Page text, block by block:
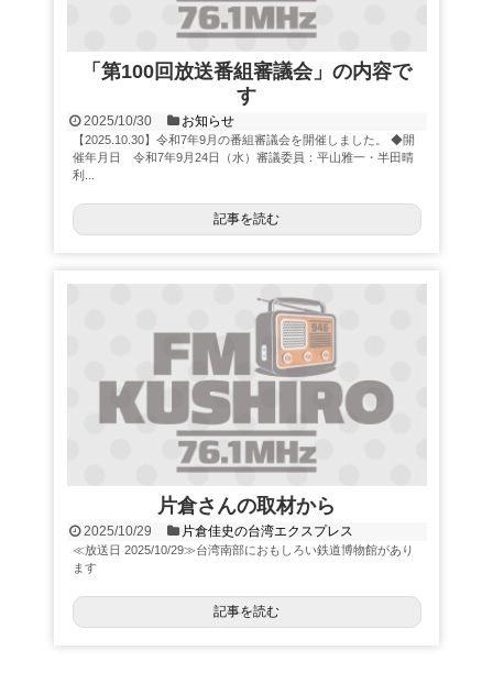
「第100回放送番組審議会」の内容で
す
2025/10/30 お知らせ
【2025.10.30】令和7年9月の番組審議会を開催しました。 ◆開
催年月日 令和7年9月24日（水）審議委員：平山雅一・半田晴
利...
記事を読む
片倉さんの取材から
2025/10/29 片倉佳史の台湾エクスプレス
≪放送日 2025/10/29≫台湾南部におもしろい鉄道博物館があり
ます
記事を読む